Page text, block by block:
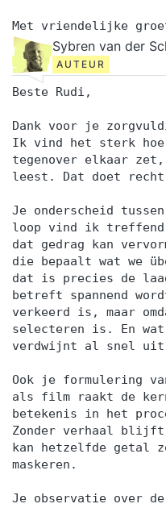
Met vriendelijke
Sybren van der
AUTEUR
Beste Rudi,
Dank voor je
Ik vind het sterk
tegenover elkaar
leest. Dat doet recht
Je onderscheid
loop vind ik
dat gedrag kan
die bepaalt wat we
dat is precies de
betreft spannend
verkeerd is, maar
selecteren is. En
verdwijnt al snel uit
Ook je formulering
als film raakt de
betekenis in het
Zonder verhaal
kan hetzelfde getal
maskeren.
Je observatie over